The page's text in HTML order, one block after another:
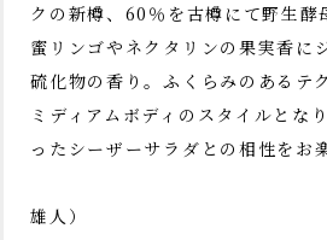
クの新樽、60％を古樽にて野生酵
蜜リンゴやネクタリンの果実香に
硫化物の香り。ふくらみのあるテ
ミディアムボディのスタイルとな
ったシーザーサラダとの相性をお
（山仁営業
雄人）